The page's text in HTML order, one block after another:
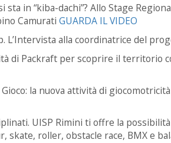
sta in “kiba-dachi”? Allo Stage
Camurati GUARDA IL VIDEO
L’Intervista alla coordinatrice del
di Packraft per scoprire il territorio
la nuova attività di
UISP Rimini ti offre la
roller, obstacle race, BMX e